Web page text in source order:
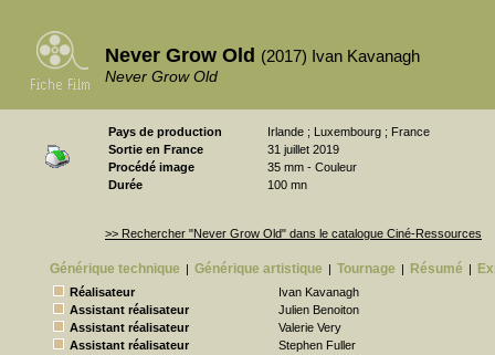
Never Grow Old (2017) Ivan Kavanagh
Never Grow Old
Pays de production
Irlande ; Luxembourg ; France
Sortie en France
31 juillet 2019
Procédé image
35 mm - Couleur
Durée
100 mn
>> Rechercher "Never Grow Old" dans le catalogue Ciné-Ressources
Générique technique | Générique artistique | Tournage | Résumé |
Réalisateur
Ivan Kavanagh
Assistant réalisateur
Julien Benoiton
Assistant réalisateur
Valerie Very
Assistant réalisateur
Stephen Fuller